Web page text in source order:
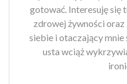
gotować. Interesuję się
zdrowej żywności
siebie i otaczający
usta wciąż